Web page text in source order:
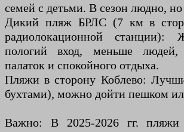
семей с детьми. В сезон людно,
Дикий пляж БРЛС (7 км в
радиолокационной станции):
пологий вход, меньше людей,
палаток и спокойного отдыха.
Пляжи в сторону Коблево:
бухтами), можно дойти пешком
Важно: В 2025-2026 гг. пляжи